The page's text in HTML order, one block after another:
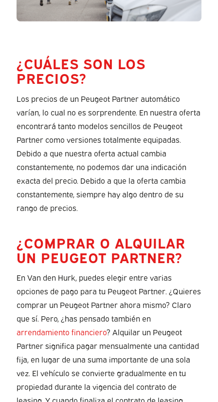
¿CUÁLES SON LOS
PRECIOS?
Los precios de un Peugeot Partner automático
varían, lo cual no es sorprendente. En nuestra oferta
encontrará tanto modelos sencillos de Peugeot
Partner como versiones totalmente equipadas.
Debido a que nuestra oferta actual cambia
constantemente, no podemos dar una indicación
exacta del precio. Debido a que la oferta cambia
constantemente, siempre hay algo dentro de su
rango de precios.
¿COMPRAR O ALQUILAR
UN PEUGEOT PARTNER?
En Van den Hurk, puedes elegir entre varias
opciones de pago para tu Peugeot Partner. ¿Quieres
comprar un Peugeot Partner ahora mismo? Claro
que sí. Pero, ¿has pensado también en
arrendamiento financiero? Alquilar un Peugeot
Partner significa pagar mensualmente una cantidad
fija, en lugar de una suma importante de una sola
vez. El vehículo se convierte gradualmente en tu
propiedad durante la vigencia del contrato de